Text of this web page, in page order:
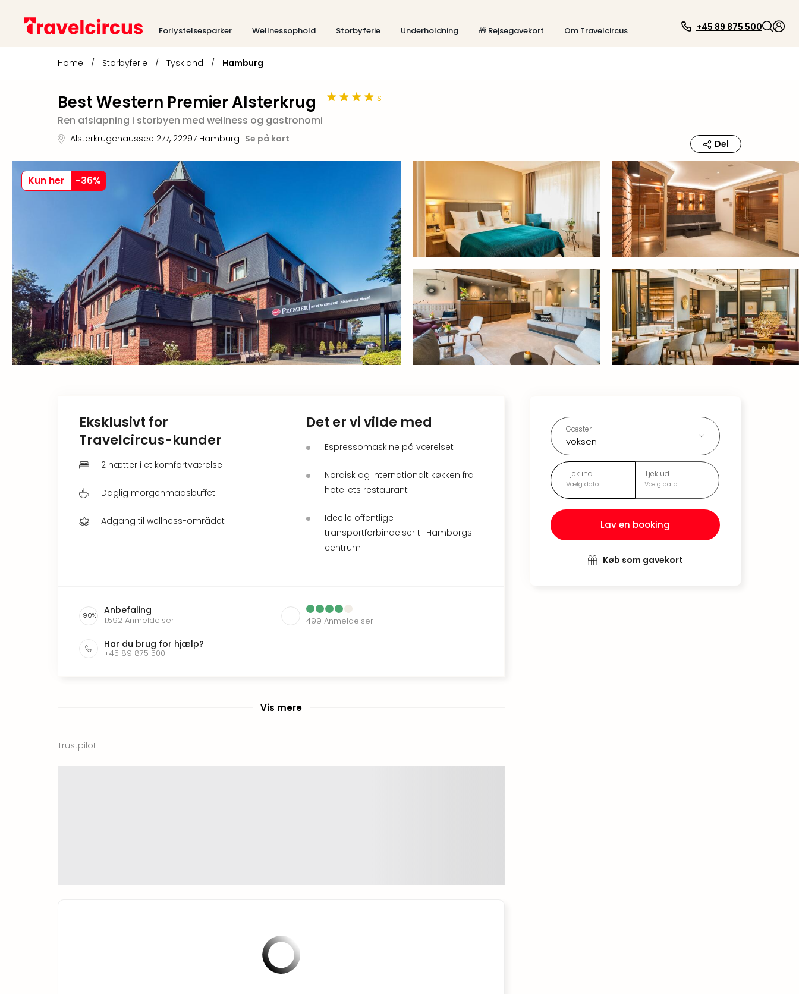
Forlystelsesparker Wellnessophold Storbyferie Underholdning 🎁 Rejsegavekort Om Travelcircus +45 89 875 500
Home / Storbyferie / Tyskland / Hamburg
Best Western Premier Alsterkrug
s
Ren afslapning i storbyen med wellness og gastronomi
Alsterkrugchaussee 277, 22297 Hamburg Se på kort Del
Kun her -36%
Gæster
voksen
Tjek ind
Vælg dato
Tjek ud
Vælg dato
Lav en booking
Køb som gavekort
Eksklusivt for
Travelcircus-kunder
2 nætter i et komfortværelse
Daglig morgenmadsbuffet
Adgang til wellness-området
Det er vi vilde med
Espressomaskine på værelset
Nordisk og internationalt køkken fra
hotellets restaurant
Ideelle offentlige
transportforbindelser til Hamborgs
centrum
90% Anbefaling
1.592 Anmeldelser 499 Anmeldelser
Har du brug for hjælp?
+45 89 875 500
Vis mere
Trustpilot